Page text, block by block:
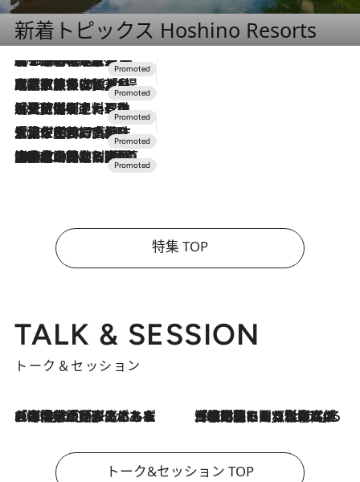
新着トピックス Hoshino Resorts
2026.8.7
【トンボの足水浴】ヒノキの香りに包まれて涼感マックス！約13℃の湧水かけ流しを避暑地「星野温泉 トンボの湯」で体験
2026.7.31
【ホテル帰省】という選択肢をOMOが提案。家族とほどよい距離を保つには「昼は実家、夜は気兼ねなくホテルで！」
2026.7.24
【夏限定ディナーコース】旬を迎える稚鮎や花ズッキーニなどをイタリア・トスカーナの郷土料理の手法で満喫！
2026.7.17
「土佐和ハーブかき氷」がOMO7高知に登場！生姜、山椒、大葉など目にも舌にも涼を呼ぶ郷土の味
2026.7.10
NEW OPEN！【界 草津】名湯の地に誕生。趣の異なる2種の温泉と上州ならではの会席・蕎麦割烹など美食を味わう究極の癒やし旅
特集 TOP
TALK & SESSION
トーク＆セッション
2026.8.3
「今後値上げがあるとすれば…」「リスクがあるのは今年の冬」エネルギー専門家が語る、ホルムズ海峡封鎖が家庭にもたらす“ある心配” 2026.8.3
「住宅建てられない…」「サーチャージ料の高値が続いている」ホルムズ海峡封鎖による影響はいつまで続く？《エネルギー専門家に聞く“どうなる日本の暮らし”》
トーク&セッション TOP